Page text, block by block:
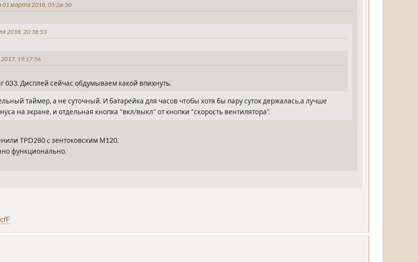
01 марта 2018, 05:26:30
2018, 20:38:53
19:17:56
033. Дисплей сейчас обдумываем какой впихнуть.
таймер, а не суточный. И батарейка для часов чтобы хотя бы пару суток держалась,а лучше
на экране, и отдельная кнопка "вкл/выкл" от кнопки "скорость вентилятора".
TPD280 c зентоковским М120.
функционально.